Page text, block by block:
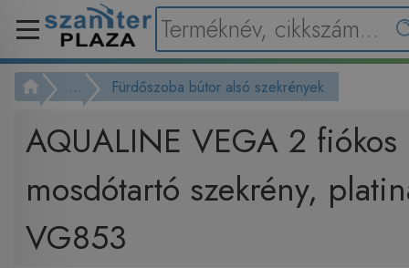
... Fürdőszoba bútor alsó szekrények
AQUALINE VEGA 2 fiókos
mosdótartó szekrény,
VG853